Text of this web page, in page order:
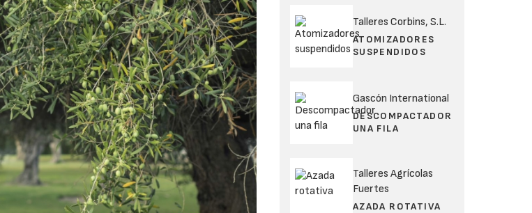
Talleres Corbins, S.L.
ATOMIZADORES
SUSPENDIDOS
Gascón International
DESCOMPACTADOR
UNA FILA
Talleres Agrícolas
Fuertes
AZADA ROTATIVA